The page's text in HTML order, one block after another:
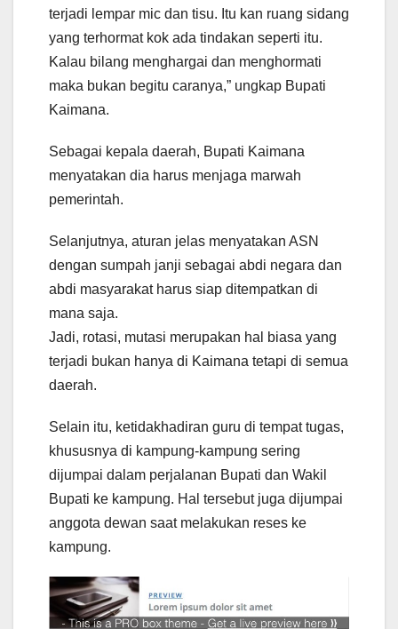
terjadi lempar mic dan tisu. Itu kan ruang sidang
yang terhormat kok ada tindakan seperti itu.
Kalau bilang menghargai dan menghormati
maka bukan begitu caranya,” ungkap Bupati
Kaimana.
Sebagai kepala daerah, Bupati Kaimana
menyatakan dia harus menjaga marwah
pemerintah.
Selanjutnya, aturan jelas menyatakan ASN
dengan sumpah janji sebagai abdi negara dan
abdi masyarakat harus siap ditempatkan di
mana saja.
Jadi, rotasi, mutasi merupakan hal biasa yang
terjadi bukan hanya di Kaimana tetapi di semua
daerah.
Selain itu, ketidakhadiran guru di tempat tugas,
khususnya di kampung-kampung sering
dijumpai dalam perjalanan Bupati dan Wakil
Bupati ke kampung. Hal tersebut juga dijumpai
anggota dewan saat melakukan reses ke
kampung.